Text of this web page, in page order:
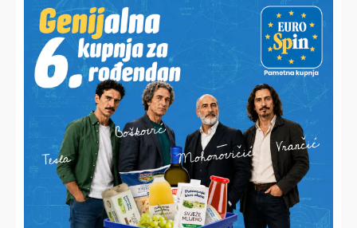
PRIKAZAN I DOKUMENTARNI FILM O OSLOBAĐANJU KARAULE
U FERDINANDOVCU
Slavi se 35. obljetnica osnutka podravskih braniteljskih
postrojbi